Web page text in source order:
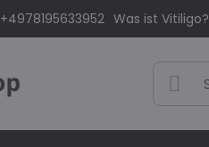
+4978195633952 Was ist Vitiligo?